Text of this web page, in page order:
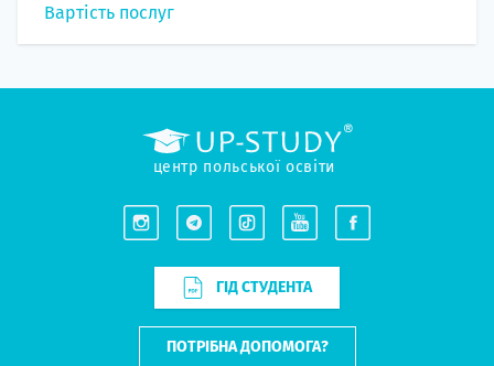
Вартість послуг
центр польської освіти
ГІД СТУДЕНТА
ПОТРІБНА ДОПОМОГА?